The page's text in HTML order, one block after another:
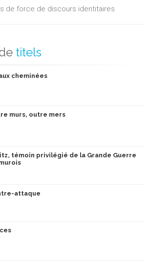
de force de discours identitaires
titels
cheminées
murs, outre mers
témoin privilégié de la Grande Guerre
attaque